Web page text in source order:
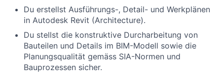
Du erstellst Ausführungs-, Detail- und Werkplänen
in Autodesk Revit (Architecture).
Du stellst die konstruktive Durcharbeitung von
Bauteilen und Details im BIM-Modell sowie die
Planungsqualität gemäss SIA-Normen und
Bauprozessen sicher.